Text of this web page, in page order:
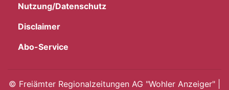
Nutzung/Datenschutz
Disclaimer
Abo-Service
© Freiämter Regionalzeitungen AG "Wohler Anzeiger" |